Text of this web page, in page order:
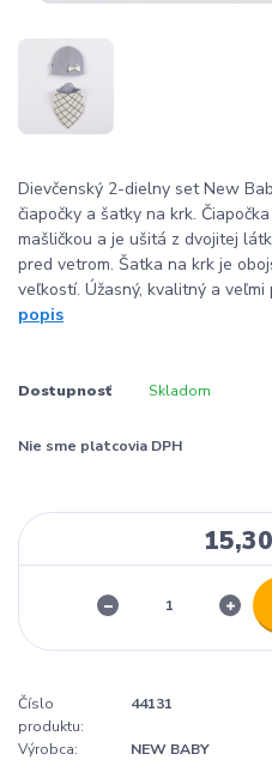
Dievčenský 2-dielny set New
čiapočky a šatky na krk.
mašličkou a je ušitá z dvojitej
pred vetrom. Šatka na krk je
veľkostí. Úžasný, kvalitný a
popis
Dostupnosť Skladom
Nie sme platcovia DPH
Číslo
produktu:
44131
Výrobca:
NEW BABY